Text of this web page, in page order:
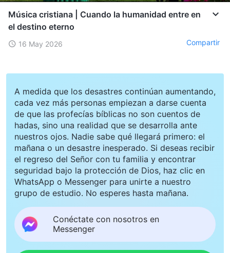
Música cristiana | Cuando la humanidad entre en
el destino eterno
16 May 2026 Compartir
A medida que los desastres continúan aumentando,
cada vez más personas empiezan a darse cuenta
de que las profecías bíblicas no son cuentos de
hadas, sino una realidad que se desarrolla ante
nuestros ojos. Nadie sabe qué llegará primero: el
mañana o un desastre inesperado. Si deseas recibir
el regreso del Señor con tu familia y encontrar
seguridad bajo la protección de Dios, haz clic en
WhatsApp o Messenger para unirte a nuestro
grupo de estudio. No esperes hasta mañana.
Conéctate con nosotros en
Messenger